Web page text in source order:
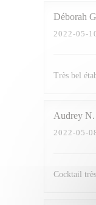
Déborah G
2022-05-
Très bel
Audrey N
2022-05-
Cocktail